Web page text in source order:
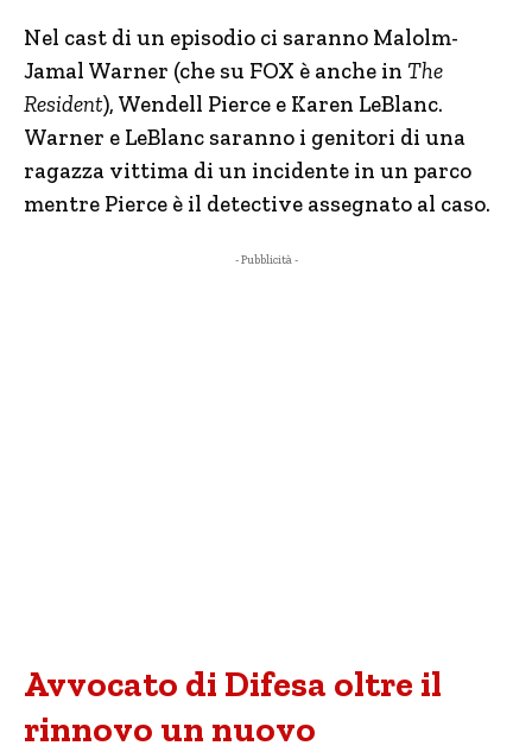
Nel cast di un episodio ci saranno Malolm-
Jamal Warner (che su FOX è anche in The
Resident), Wendell Pierce e Karen LeBlanc.
Warner e LeBlanc saranno i genitori di una
ragazza vittima di un incidente in un parco
mentre Pierce è il detective assegnato al caso.
- Pubblicità -
Avvocato di Difesa oltre il
rinnovo un nuovo